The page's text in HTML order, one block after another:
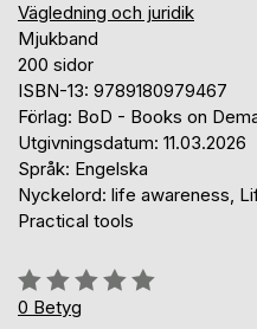
Vägledning och juridik
Mjukband
200 sidor
ISBN-13: 9789180979467
Förlag: BoD - Books on
Utgivningsdatum: 11.03.2026
Språk: Engelska
Nyckelord: life awareness,
Practical tools
Betyg::
0%
0 Betyg